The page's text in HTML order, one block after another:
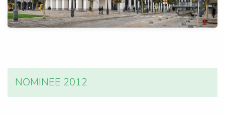
NOMINEE 2012